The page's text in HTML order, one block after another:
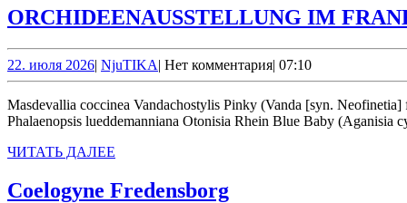
ORCHIDEENAUSSTELLUNG IM
22. июля 202622.
июля
2026
| NjuTIKANjuTIKA
| Нет комментария| 07:10
Masdevallia coccinea Vandachostylis Pinky (Vanda [syn. Neofinetia] falcata x Rhynchostylis gigantea) Guarianthe skinneri ‘Heiti Jacobs’ Pleione formosana & Pleione × confusa Dendrobium hercoglossum
Phalaenopsis lueddemanniana Otonisia Rhein Blue Baby (Aganisia
ЧИТАТЬ ДАЛЕЕ
Coelogyne FredensborgCoelogyne